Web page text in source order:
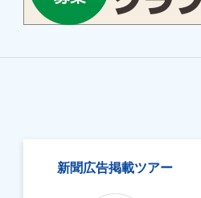
新聞広告掲載ツアー